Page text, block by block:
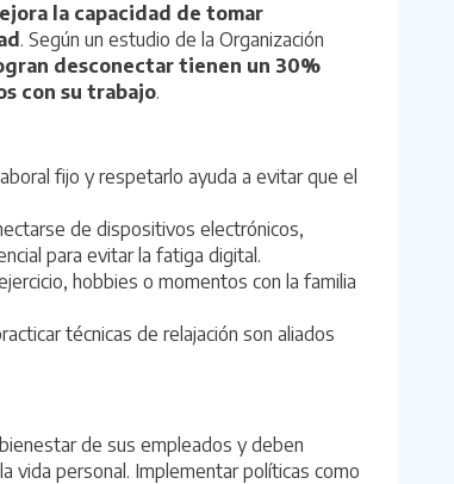
la capacidad de tomar
. Según un estudio de la Organización
desconectar tienen un 30%
con su trabajo.
fijo y respetarlo ayuda a evitar que el
de dispositivos electrónicos,
para evitar la fatiga digital.
hobbies o momentos con la familia
técnicas de relajación son aliados
de sus empleados y deben
vida personal. Implementar políticas como